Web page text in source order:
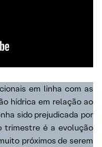
em linha com as
hídrica em relação ao
sido prejudicada por
trimestre é a evolução
próximos de serem